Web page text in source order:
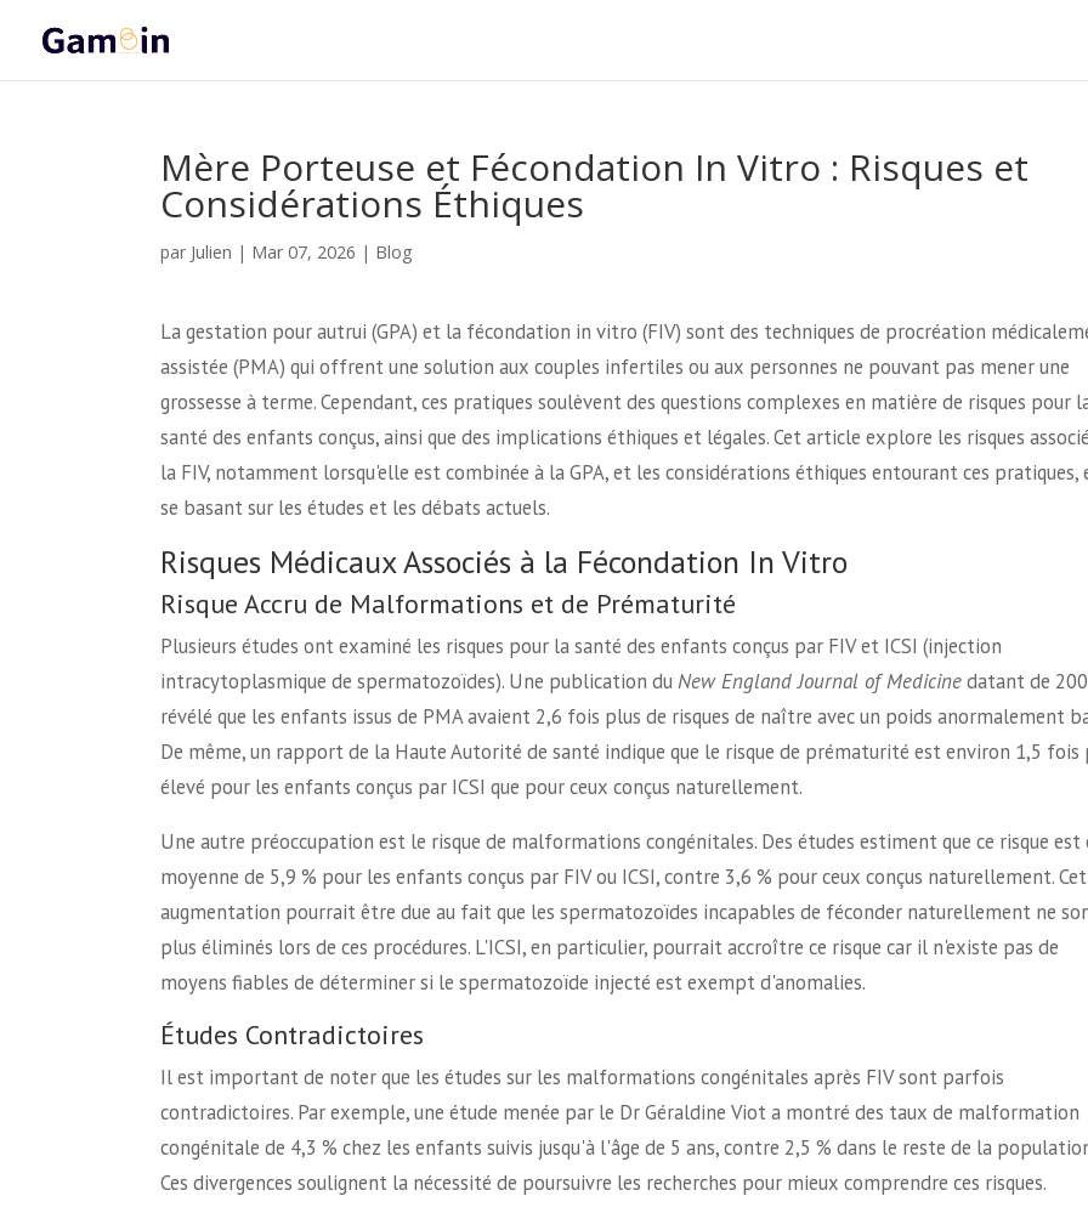
Mère Porteuse et Fécondation In Vitro : Risques et
Considérations Éthiques
par Julien | Mar 07, 2026 | Blog
La gestation pour autrui (GPA) et la fécondation in vitro (FIV) sont des techniques de procréation
assistée (PMA) qui offrent une solution aux couples infertiles ou aux personnes ne pouvant pas mener une
grossesse à terme. Cependant, ces pratiques soulèvent des questions complexes en matière de risques pour
santé des enfants conçus, ainsi que des implications éthiques et légales. Cet article explore les risques
la FIV, notamment lorsqu'elle est combinée à la GPA, et les considérations éthiques entourant ces pratiques,
se basant sur les études et les débats actuels.
Risques Médicaux Associés à la Fécondation In Vitro
Risque Accru de Malformations et de Prématurité
Plusieurs études ont examiné les risques pour la santé des enfants conçus par FIV et ICSI (injection
intracytoplasmique de spermatozoïdes). Une publication duNew England Journal of Medicinedatant de
révélé que les enfants issus de PMA avaient 2,6 fois plus de risques de naître avec un poids anormalement
De même, un rapport de la Haute Autorité de santé indique que le risque de prématurité est environ 1,5 fois
élevé pour les enfants conçus par ICSI que pour ceux conçus naturellement.
Une autre préoccupation est le risque de malformations congénitales. Des études estiment que ce risque est
moyenne de 5,9 % pour les enfants conçus par FIV ou ICSI, contre 3,6 % pour ceux conçus naturellement.
augmentation pourrait être due au fait que les spermatozoïdes incapables de féconder naturellement ne
plus éliminés lors de ces procédures. L'ICSI, en particulier, pourrait accroître ce risque car il n'existe pas de
moyens fiables de déterminer si le spermatozoïde injecté est exempt d'anomalies.
Études Contradictoires
Il est important de noter que les études sur les malformations congénitales après FIV sont parfois
contradictoires. Par exemple, une étude menée par le Dr Géraldine Viot a montré des taux de malformation
congénitale de 4,3 % chez les enfants suivis jusqu'à l'âge de 5 ans, contre 2,5 % dans le reste de la
Ces divergences soulignent la nécessité de poursuivre les recherches pour mieux comprendre ces risques.